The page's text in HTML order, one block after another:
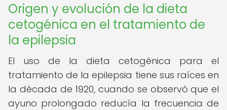
Origen y evolución de la dieta
cetogénica en el tratamiento de
la epilepsia
El uso de la dieta cetogénica para el
tratamiento de la epilepsia tiene sus raíces en
la década de 1920, cuando se observó que el
ayuno prolongado reducía la frecuencia de